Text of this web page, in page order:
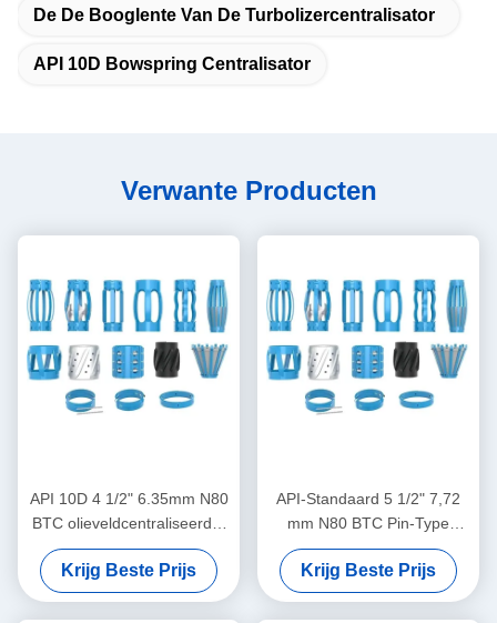
De De Booglente Van De Turbolizercentralisator
API 10D Bowspring Centralisator
Verwante Producten
API 10D 4 1/2" 6.35mm N80
BTC olieveldcentraliseerder
in olie- en gasbedrijven
Krijg Beste Prijs
API-Standaard 5 1/2" 7,72
mm N80 BTC Pin-Type
Centralizer voor het
Beperken van de
Verplaatsing van Casing
Krijg Beste Prijs